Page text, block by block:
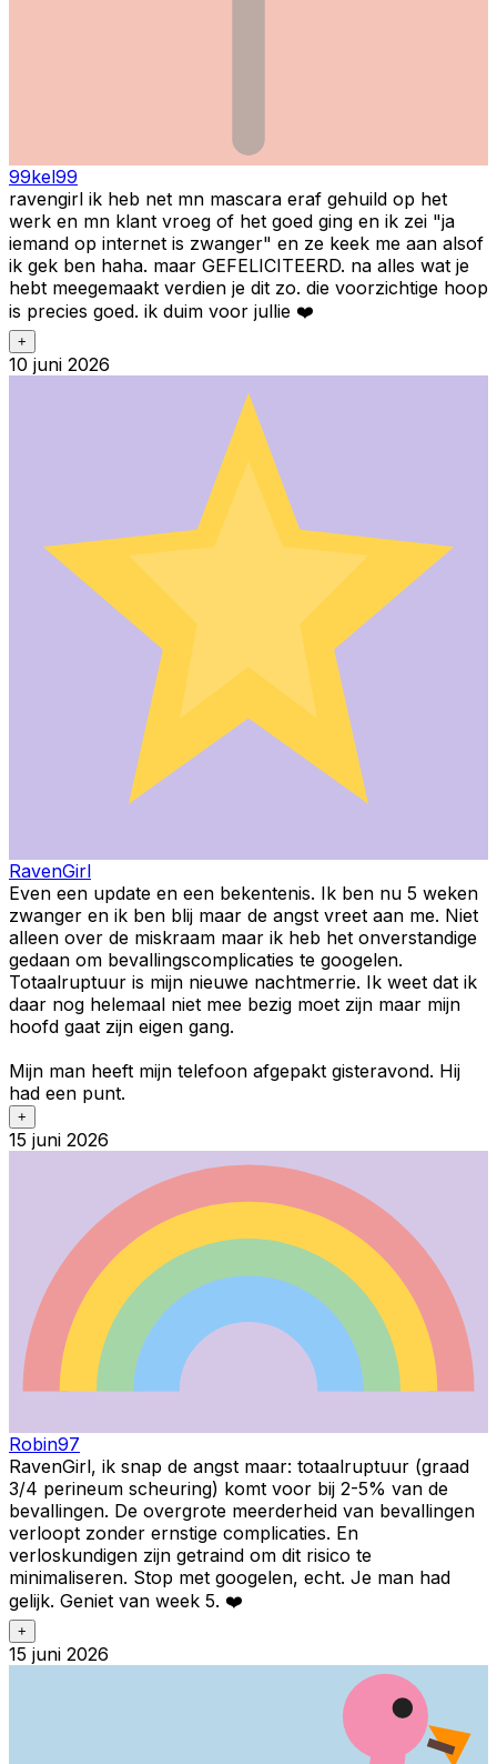
99kel99
ravengirl ik heb net mn mascara eraf gehuild op het
werk en mn klant vroeg of het goed ging en ik zei "ja
iemand op internet is zwanger" en ze keek me aan alsof
ik gek ben haha. maar GEFELICITEERD. na alles wat je
hebt meegemaakt verdien je dit zo. die voorzichtige hoop
is precies goed. ik duim voor jullie ❤️
+
10 juni 2026
RavenGirl
Even een update en een bekentenis. Ik ben nu 5 weken
zwanger en ik ben blij maar de angst vreet aan me. Niet
alleen over de miskraam maar ik heb het onverstandige
gedaan om bevallingscomplicaties te googelen.
Totaalruptuur is mijn nieuwe nachtmerrie. Ik weet dat ik
daar nog helemaal niet mee bezig moet zijn maar mijn
hoofd gaat zijn eigen gang.
Mijn man heeft mijn telefoon afgepakt gisteravond. Hij
had een punt.
+
15 juni 2026
Robin97
RavenGirl, ik snap de angst maar: totaalruptuur (graad
3/4 perineum scheuring) komt voor bij 2-5% van de
bevallingen. De overgrote meerderheid van bevallingen
verloopt zonder ernstige complicaties. En
verloskundigen zijn getraind om dit risico te
minimaliseren. Stop met googelen, echt. Je man had
gelijk. Geniet van week 5. ❤️
+
15 juni 2026